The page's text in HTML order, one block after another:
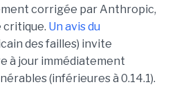
corrigée par Anthropic,
critique. Un avis du
des failles) invite
à jour immédiatement
(inférieures à 0.14.1).